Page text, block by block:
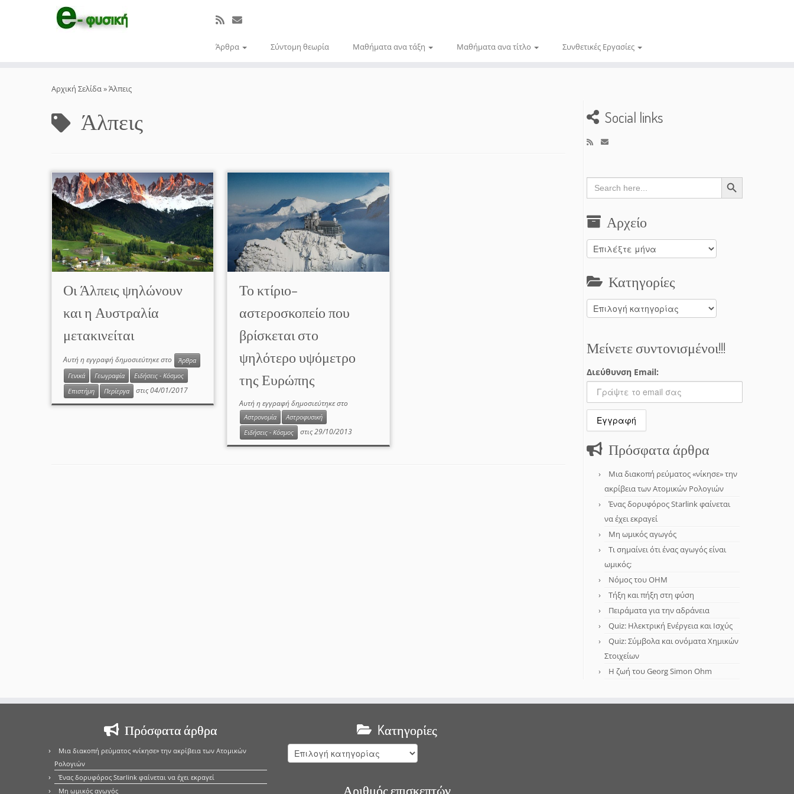
Άρθρα Σύντομη θεωρία Μαθήματα ανα τάξη Μαθήματα ανα τίτλο Συνθετικές Εργασίες
Αρχική Σελίδα»Άλπεις
Άλπεις
Οι Άλπεις ψηλώνουν
και η Αυστραλία
μετακινείται
Αυτή η εγγραφή δημοσιεύτηκε στο
Άρθρα
Γενικά
Γεωγραφία
Ειδήσεις - Κόσμος
Επιστήμη
Περίεργα στις04/01/2017
Το κτίριο–
αστεροσκοπείο που
βρίσκεται στο
ψηλότερο υψόμετρο
της Ευρώπης
Αυτή η εγγραφή δημοσιεύτηκε στο
Αστρονομία
Αστροφυσική
Ειδήσεις - Κόσμος
στις29/10/2013
Social links
Search
for:
Search Button
Αρχείο
Αρχείο
Κατηγορίες
Κατηγορίες
Μείνετε συντονισμένοι!!!
Διεύθυνση Email:
Πρόσφατα άρθρα
Μια διακοπή ρεύματος «νίκησε» την
ακρίβεια των Ατομικών Ρολογιών
Ένας δορυφόρος Starlink φαίνεται
να έχει εκραγεί
Μη ωμικός αγωγός
Τι σημαίνει ότι ένας αγωγός είναι
ωμικός;
Νόμος του OHM
Τήξη και πήξη στη φύση
Πειράματα για την αδράνεια
Quiz: Ηλεκτρική Ενέργεια και Ισχύς
Quiz: Σύμβολα και ονόματα Χημικών
Στοιχείων
Η ζωή του Georg Simon Ohm
Πρόσφατα άρθρα
Μια διακοπή ρεύματος «νίκησε» την ακρίβεια των Ατομικών
Ρολογιών
Ένας δορυφόρος Starlink φαίνεται να έχει εκραγεί
Μη ωμικός αγωγός
Kατηγορίες
Kατηγορίες
Αριθμός επισκεπτών